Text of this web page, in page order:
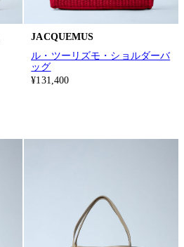
JACQUEMUS
ル・ツーリズモ・ショルダーバ
ッグ
¥131,400